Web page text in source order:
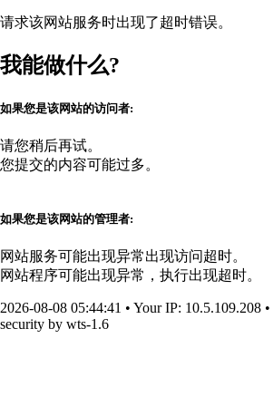
请求该网站服务时出现了超时错误。
我能做什么?
如果您是该网站的访问者:
请您稍后再试。
您提交的内容可能过多。
如果您是该网站的管理者:
网站服务可能出现异常出现访问超时。
网站程序可能出现异常，执行出现超时。
2026-08-08 05:44:41 • Your IP: 10.5.109.208 •
security by wts-1.6